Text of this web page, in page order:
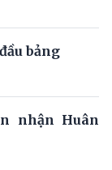
bảng
nhận Huân